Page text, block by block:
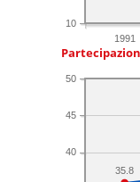
1991
10
40
45
50
35.8